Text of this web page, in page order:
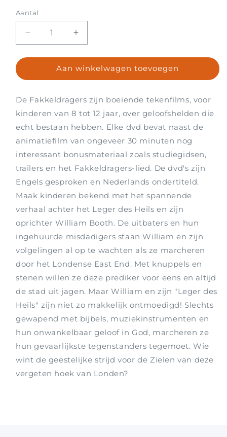
Aantal
Aantal
Aantal
verlagen
voor
verhaal
William
Booth
Aantal
verhogen
voor
Het
verhaal
William
Booth
Aan winkelwagen toevoegen
De Fakkeldragers zijn boeiende tekenfilms, voor
kinderen van 8 tot 12 jaar, over geloofshelden die
echt bestaan hebben. Elke dvd bevat naast de
animatiefilm van ongeveer 30 minuten nog
interessant bonusmateriaal zoals studiegidsen,
trailers en het Fakkeldragers-lied. De dvd's zijn
Engels gesproken en Nederlands ondertiteld.
Maak kinderen bekend met het spannende
verhaal achter het Leger des Heils en zijn
oprichter William Booth. De uitbaters en hun
ingehuurde misdadigers staan William en zijn
volgelingen al op te wachten als ze marcheren
door het Londense East End. Met knuppels en
stenen willen ze deze prediker voor eens en altijd
de stad uit jagen. Maar William en zijn "Leger des
Heils" zijn niet zo makkelijk ontmoedigd! Slechts
gewapend met bijbels, muziekinstrumenten en
hun onwankelbaar geloof in God, marcheren ze
hun gevaarlijkste tegenstanders tegemoet. Wie
wint de geestelijke strijd voor de Zielen van deze
vergeten hoek van Londen?